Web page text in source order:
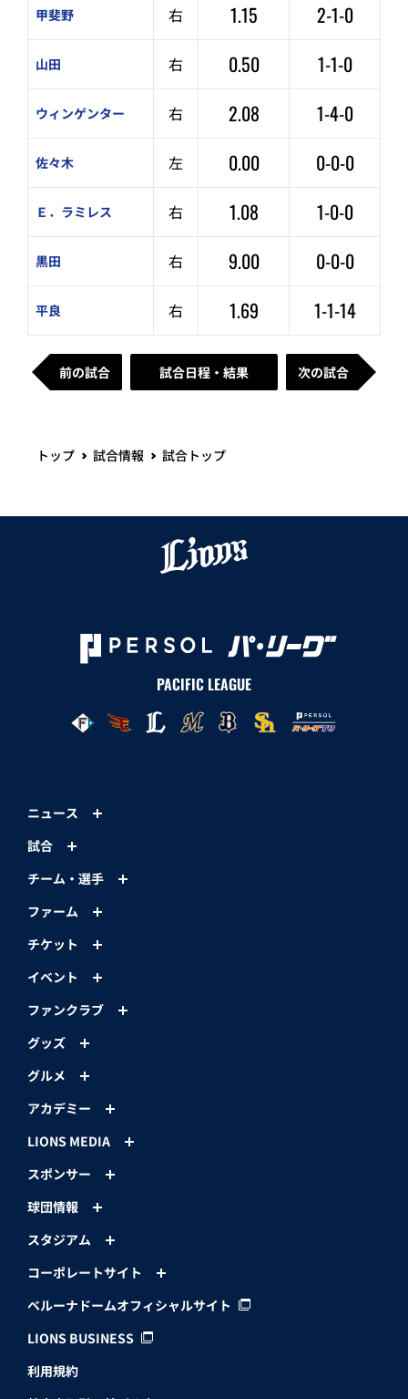
甲斐野 右 1.15 2-1-0
山田 右 0.50 1-1-0
ウィンゲンター 右 2.08 1-4-0
佐々木 左 0.00 0-0-0
Ｅ．ラミレス 右 1.08 1-0-0
黒田 右 9.00 0-0-0
平良 右 1.69 1-1-14
前の試合 試合日程・結果 次の試合
トップ 試合情報 試合トップ
PACIFIC LEAGUE
ニュース
試合
チーム・選手
ファーム
チケット
イベント
ファンクラブ
グッズ
グルメ
アカデミー
LIONS MEDIA
スポンサー
球団情報
スタジアム
コーポレートサイト
ベルーナドームオフィシャルサイト
LIONS BUSINESS
利用規約